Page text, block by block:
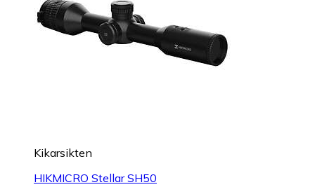
Kikarsikten
HIKMICRO Stellar SH50